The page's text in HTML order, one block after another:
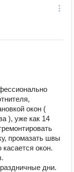
окон (
), уже как 14
промазать швы
окон.
дни.